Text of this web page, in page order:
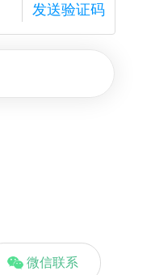
发送验证码
微信联系